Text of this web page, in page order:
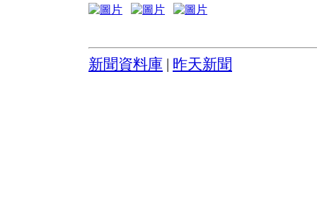
新聞資料庫 昨天新聞